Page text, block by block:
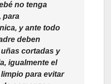
no tenga
para
y ante todo
deben
cortadas y
igualmente el
para evitar